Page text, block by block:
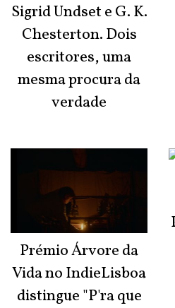
Sigrid Undset e G. K.
Chesterton. Dois
escritores, uma
mesma procura da
verdade
Prémio Árvore da
Vida no IndieLisboa
distingue "P'ra que